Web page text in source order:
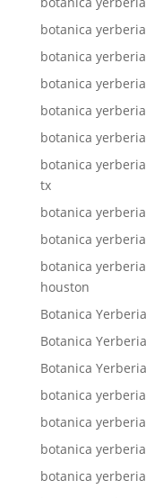
botanica
botanica
botanica
botanica
botanica
botanica
tx
botanica
botanica
botanica
houston
Botanica
Botanica
Botanica
botanica
botanica
botanica
botanica